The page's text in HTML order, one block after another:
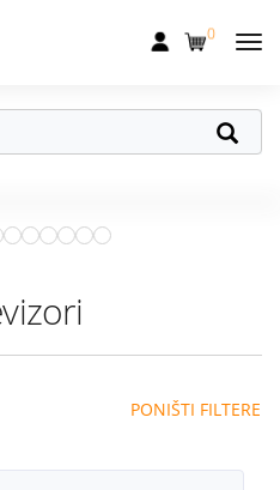
0
propusti
04.08.–31.08. očekuju te
pokloni!
PONIŠTI FILTERE